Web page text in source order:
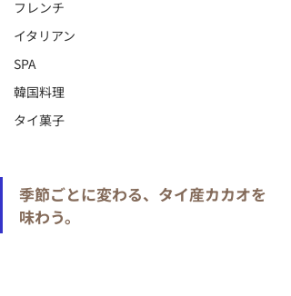
フレンチ
イタリアン
SPA
韓国料理
タイ菓子
季節ごとに変わる、タイ産カカオを
味わう。